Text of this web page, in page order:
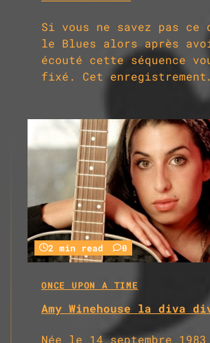
Si vous ne savez pas ce
le Blues alors après
écouté cette séquence
fixé. Cet
2 min read 0
ONCE UPON A TIME
Amy Winehouse la diva
Née le 14 septembre